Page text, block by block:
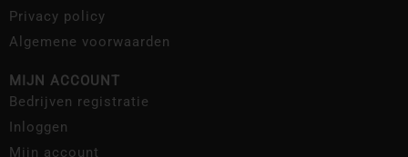
Privacy policy
Algemene voorwaarden
MIJN ACCOUNT
Bedrijven registratie
Inloggen
Mijn account